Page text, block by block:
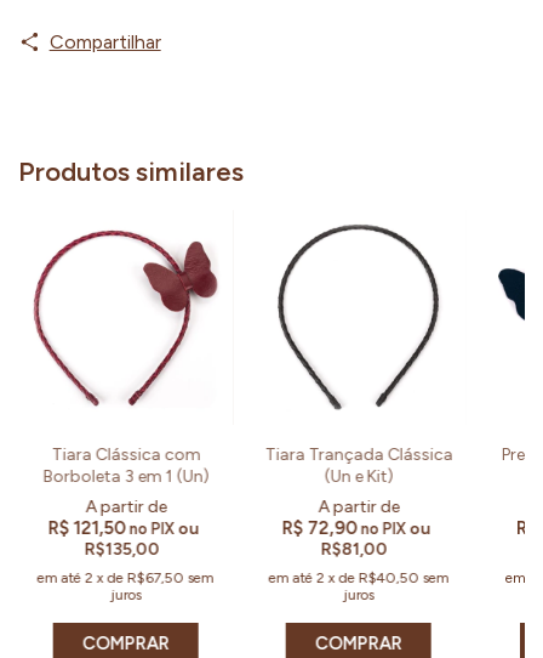
Compartilhar
Produtos similares
Tiara Clássica com
Borboleta 3 em 1 (Un)
R$ 121,50no PIX ou
R$135,00
em até 2 xde R$67,50 sem
juros
COMPRAR
Tiara Trançada Clássica
(Un e Kit)
R$ 72,90 no PIXou
R$81,00
em até 2 xde R$40,50 sem
juros
COMPRAR
em